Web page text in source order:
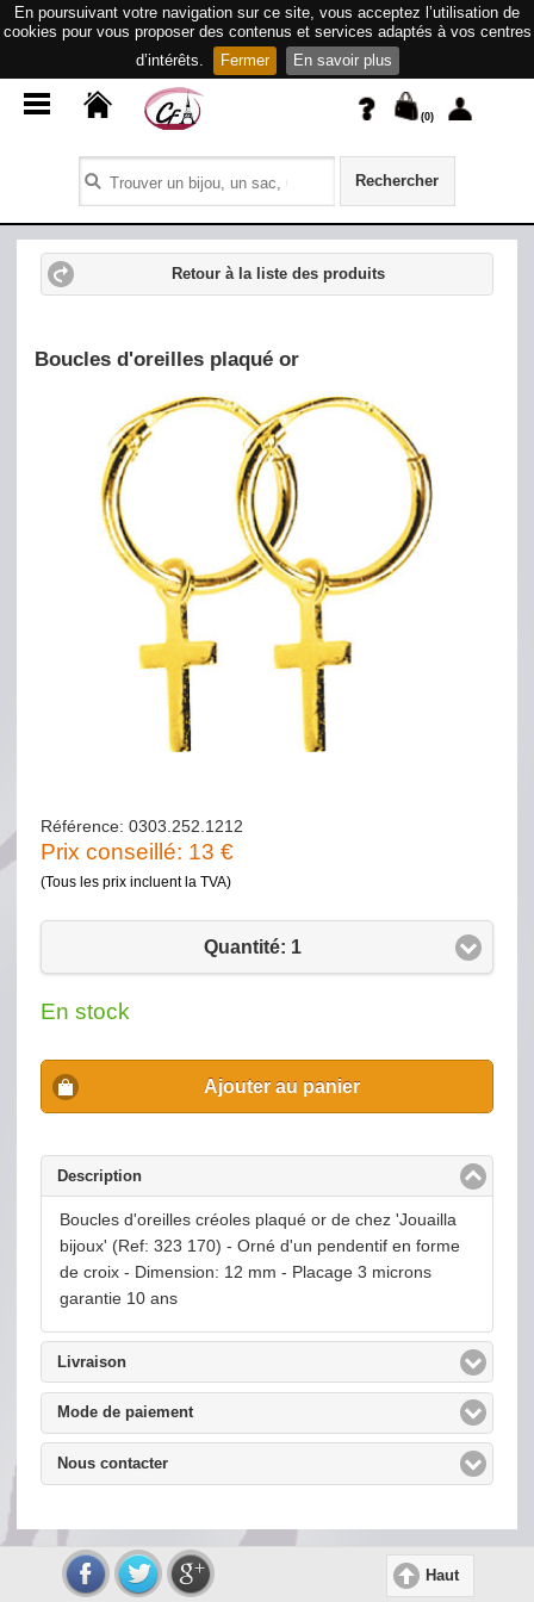
En poursuivant votre navigation sur ce site, vous acceptez l’utilisation de
cookies pour vous proposer des contenus et services adaptés à vos centres
d’intérêts.
Fermer En savoir plus
(0)
Rechercher
Retour à la liste des produits
Boucles d'oreilles plaqué or
Référence: 0303.252.1212
Prix conseillé: 13 €
(Tous les prix incluent la TVA)
Quantité: 1
En stock
Ajouter au panier
Descriptionclick to collapse contents
Boucles d'oreilles créoles plaqué or de chez 'Jouailla
bijoux' (Ref: 323 170) - Orné d'un pendentif en forme
de croix - Dimension: 12 mm - Placage 3 microns
garantie 10 ans
Livraisonclick to expand contents
Mode de paiementclick to expand contents
Nous contacterclick to expand contents
Haut